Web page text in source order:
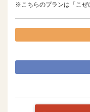
※こちらのプランは「こぜ